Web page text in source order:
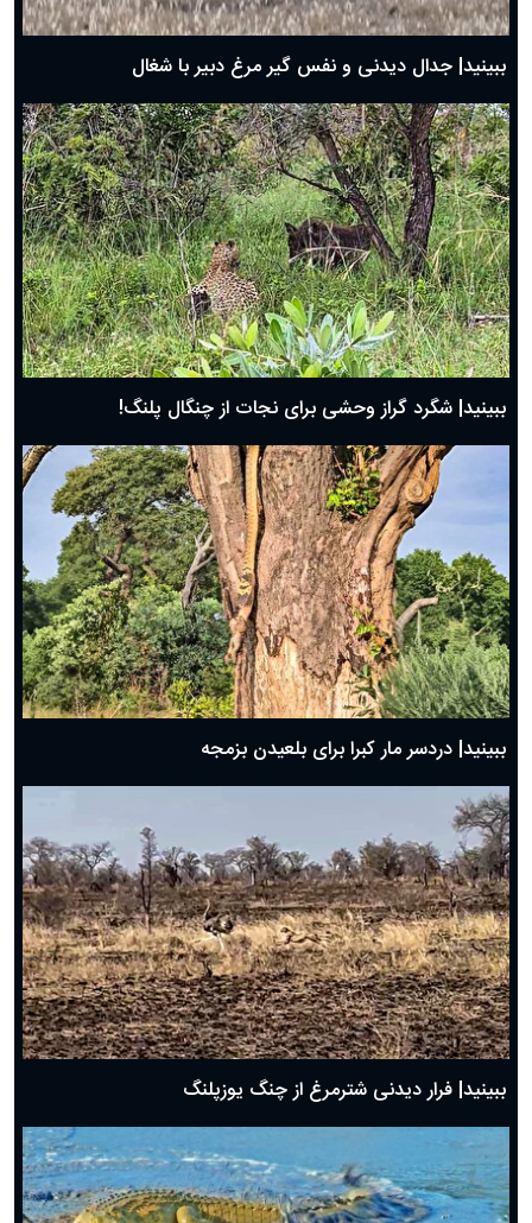
بهترین پیامک تبریک روز پدر ۱۴۰۴؛ جملات زیبا و صمیمانه
ببینید| جدال دیدنی و نفس گیر مرغ دبیر با شغال
ببینید| شگرد گراز وحشی برای نجات از چنگال پلنگ!
ببینید| دردسر مار کبرا برای بلعیدن بزمجه
ببینید| فرار دیدنی شترمرغ از چنگ یوزپلنگ